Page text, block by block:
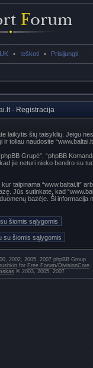
• Ieškoti • Prisijungti
- Registracija
laikytis šių taisyklių. Jeigu
naudosite
Grupė”, “phpBB
jie neturi nieko bendro su
“www.baltai.lt”
Jūs sutinkate, kad
bazėje. Ši
2002, 2005, 2007 phpBB Group.
for Free Forum/DivisionCore.
© 2003, 2005, 2007